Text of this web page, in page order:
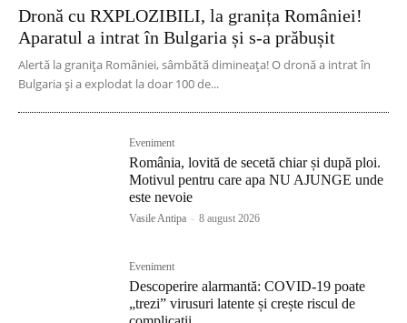
Dronă cu RXPLOZIBILI, la granița României!
Aparatul a intrat în Bulgaria și s-a prăbușit
Alertă la granița României, sâmbătă dimineața! O dronă a intrat în
Bulgaria și a explodat la doar 100 de...
Eveniment
România, lovită de secetă chiar și după ploi.
Motivul pentru care apa NU AJUNGE unde
este nevoie
Vasile Antipa - 8 august 2026
Eveniment
Descoperire alarmantă: COVID-19 poate
„trezi” virusuri latente și crește riscul de